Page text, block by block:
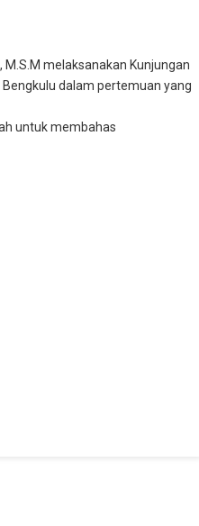
M.S.M melaksanakan Kunjungan
dalam pertemuan yang
untuk membahas